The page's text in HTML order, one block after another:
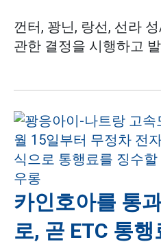
껀터, 꽝닌, 랑선, 선라
관한 결정을 시행하고
카인호아를 통
로, 곧 ETC 통